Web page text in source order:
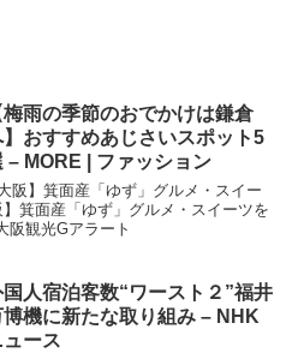
梅雨の季節のおでかけは鎌倉
】おすすめあじさいスポット5
– MORE | ファッション
阪】箕面産「ゆず」グルメ・スイー
箕面産「ゆず」グルメ・スイーツを
阪観光Gアラート
国人宿泊客数“ワースト２”福井
博機に新たな取り組み – NHK
ュース